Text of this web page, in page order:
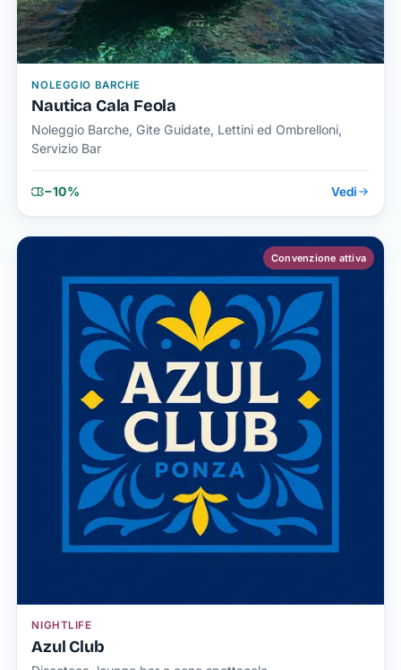
NOLEGGIO BARCHE
Nautica Cala Feola
Noleggio Barche, Gite Guidate, Lettini ed Ombrelloni,
Servizio Bar
−10% Vedi
NIGHTLIFE
Azul Club
Convenzione attiva